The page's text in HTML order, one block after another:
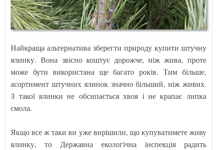
Найкраща альтернатива зберегти природу купити штучну
ялинку. Вона звісно коштує дорожче, ніж жива, проте
може бути використана ще багато років. Тим більше,
асортимент штучних ялинок значно більший, ніж живих.
З такої ялинки не обсипається хвоя і не крапає липка
смола.
Якщо все ж таки ви уже вирішили, що купуватимете живу
ялинку, то Державна екологічна інспекція радить